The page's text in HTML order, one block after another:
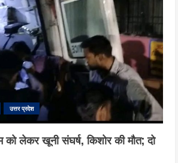
उत्तर प्रदेश
को लेकर खूनी संघर्ष, किशोर की मौत; दो